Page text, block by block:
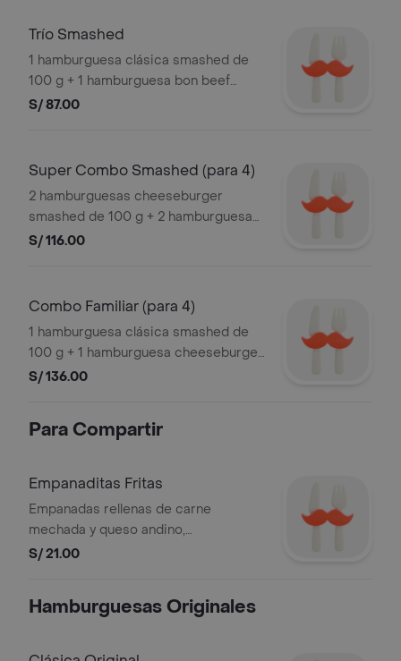
Trío Smashed
1 hamburguesa clásica smashed de
100 g + 1 hamburguesa bon beef
smashed de 100 g + 1 hamburguesa
mayonesa en sachet.
S/ 87.00
Super Combo Smashed (para 4)
2 hamburguesas cheeseburger
smashed de 100 g + 2 hamburguesas
burger house smashed de 100 g + 2
S/ 116.00
Combo Familiar (para 4)
1 hamburguesa clásica smashed de
100 g + 1 hamburguesa cheeseburger
smashed de 100 g + 1 hamburguesa
de 100 g + 4 sides a elección + 4
mayonesa en sachet
S/ 136.00
Para Compartir
Empanaditas Fritas
Empanadas rellenas de carne
mechada y queso andino,
acompañadas de chimichurri
S/ 21.00
Hamburguesas Originales